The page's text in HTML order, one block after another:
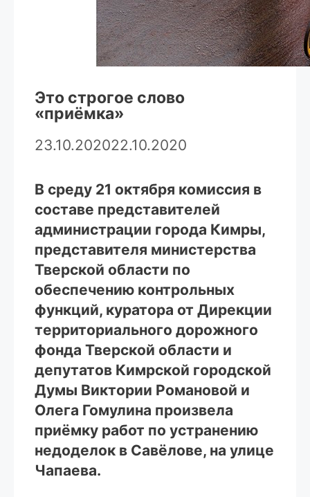
Это строгое слово
«приёмка»
23.10.202022.10.2020
В среду 21 октября комиссия в
составе представителей
администрации города Кимры,
представителя министерства
Тверской области по
обеспечению контрольных
функций, куратора от Дирекции
территориального дорожного
фонда Тверской области и
депутатов Кимрской городской
Думы Виктории Романовой и
Олега Гомулина произвела
приёмку работ по устранению
недоделок в Савёлове, на улице
Чапаева.